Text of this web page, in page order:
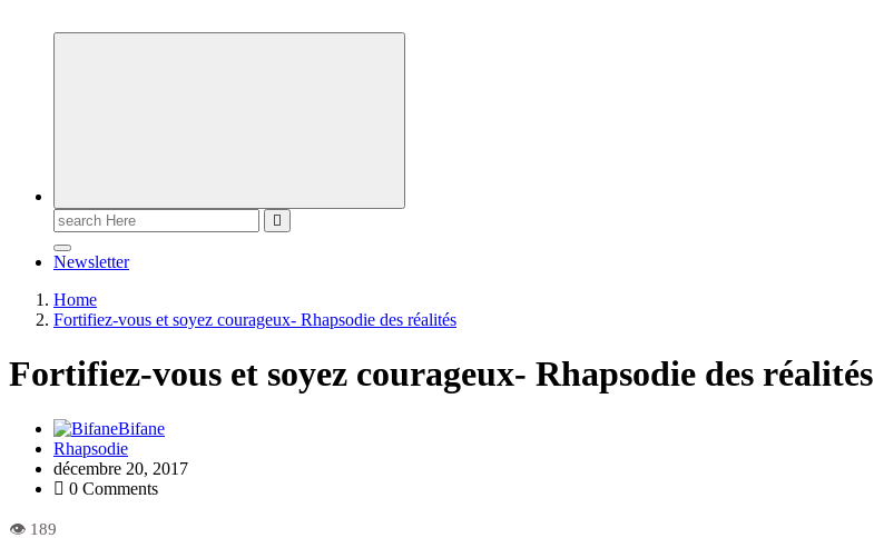
Newsletter
Home
Fortifiez-vous et soyez courageux- Rhapsodie des réalités
Fortifiez-vous et soyez courageux- Rhapsodie des réalités
Bifane
Rhapsodie
décembre 20, 2017
0 Comments